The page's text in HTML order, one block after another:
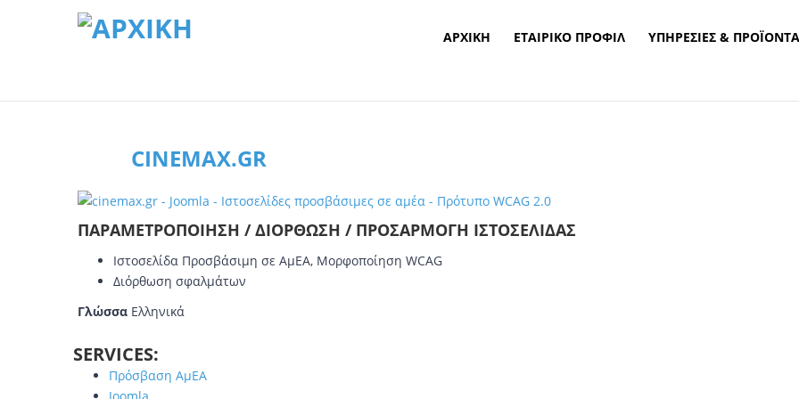
ΑΡΧΙΚΉ ΕΤΑΙΡΙΚΌ ΠΡΟΦΊΛ ΥΠΗΡΕΣΊΕΣ & ΠΡΟΪΌΝΤΑ
CINEMAX.GR
ΠΑΡΑΜΕΤΡΟΠΟΊΗΣΗ / ΔΙΌΡΘΩΣΗ / ΠΡΟΣΑΡΜΟΓΉ ΙΣΤΟΣΕΛΊΔΑΣ
Ιστοσελίδα Προσβάσιμη σε ΑμΕΑ, Μορφοποίηση WCAG
Διόρθωση σφαλμάτων
Γλώσσα Ελληνικά
SERVICES:
Πρόσβαση ΑμΕΑ